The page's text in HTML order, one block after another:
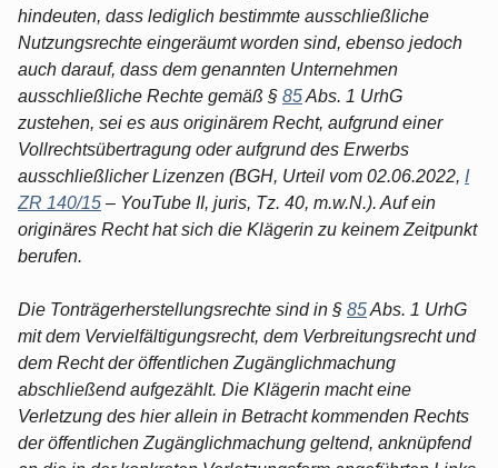
hindeuten, dass lediglich bestimmte ausschließliche
Nutzungsrechte eingeräumt worden sind, ebenso jedoch
auch darauf, dass dem genannten Unternehmen
ausschließliche Rechte gemäß § 85Abs. 1 UrhG
zustehen, sei es aus originärem Recht, aufgrund einer
Vollrechtsübertragung oder aufgrund des Erwerbs
ausschließlicher Lizenzen (BGH, Urteil vom 02.06.2022, I
ZR 140/15 – YouTube II, juris, Tz. 40, m.w.N.). Auf ein
originäres Recht hat sich die Klägerin zu keinem Zeitpunkt
berufen.
Die Tonträgerherstellungsrechte sind in § 85Abs. 1 UrhG
mit dem Vervielfältigungsrecht, dem Verbreitungsrecht und
dem Recht der öffentlichen Zugänglichmachung
abschließend aufgezählt. Die Klägerin macht eine
Verletzung des hier allein in Betracht kommenden Rechts
der öffentlichen Zugänglichmachung geltend, anknüpfend